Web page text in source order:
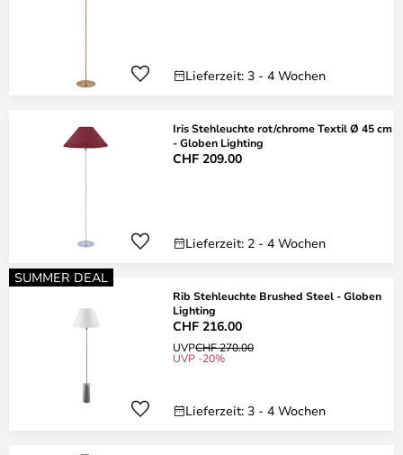
Lieferzeit: 3 - 4 Wochen
Iris Stehleuchte rot/chrome Textil Ø 45 cm
- Globen Lighting
CHF 209.00
Lieferzeit: 2 - 4 Wochen
SUMMER DEAL
Rib Stehleuchte Brushed Steel - Globen
Lighting
CHF 216.00
UVPCHF 270.00
UVP -20%
Lieferzeit: 3 - 4 Wochen